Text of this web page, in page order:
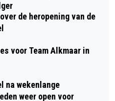
de heropening van de
voor Team Alkmaar in
na wekenlange
weer open voor